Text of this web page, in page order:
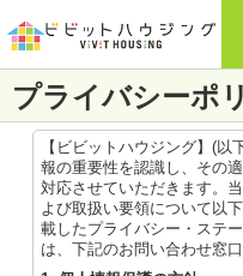
プライバシーポ
【ビビットハウジング】(
報の重要性を認識し、その
対応させていただきます。
よび取扱い要領について以
載したプライバシー・ステ
は、下記のお問い合わせ窓